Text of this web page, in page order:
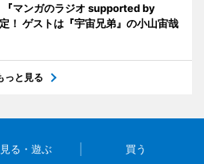
『マンガのラジオ supported by
！ ゲストは『宇宙兄弟』の小山宙哉
っと見る
見る・遊ぶ 買う